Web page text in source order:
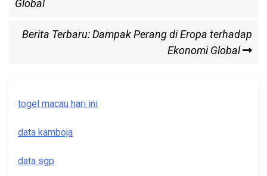
Post
Global
Next
Berita Terbaru: Dampak Perang di Eropa terhadap
Ekonomi Global
togel macau hari ini
data kamboja
data sgp